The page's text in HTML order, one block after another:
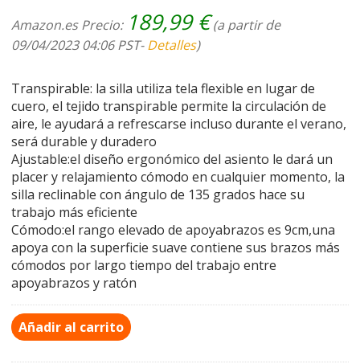
Amazon.es Precio: 189,99€(a partir de
09/04/2023 04:06 PST-Detalles)
Transpirable: la silla utiliza tela flexible en lugar de
cuero, el tejido transpirable permite la circulación de
aire, le ayudará a refrescarse incluso durante el verano,
será durable y duradero
Ajustable:el diseño ergonómico del asiento le dará un
placer y relajamiento cómodo en cualquier momento, la
silla reclinable con ángulo de 135 grados hace su
trabajo más eficiente
Cómodo:el rango elevado de apoyabrazos es 9cm,una
apoya con la superficie suave contiene sus brazos más
cómodos por largo tiempo del trabajo entre
apoyabrazos y ratón
Añadir al carrito